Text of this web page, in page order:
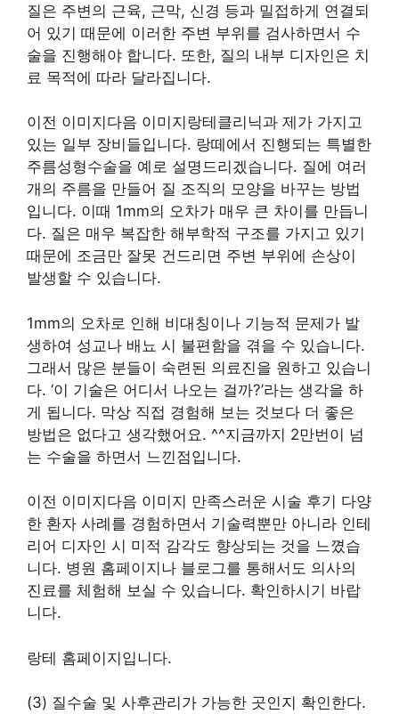
질은 주변의 근육, 근막, 신경 등과 밀접하게 연결되
어 있기 때문에 이러한 주변 부위를 검사하면서 수
술을 진행해야 합니다. 또한, 질의 내부 디자인은 치
료 목적에 따라 달라집니다.
이전 이미지다음 이미지랑테클리닉과 제가 가지고
있는 일부 장비들입니다. 랑떼에서 진행되는 특별한
주름성형수술을 예로 설명드리겠습니다. 질에 여러
개의 주름을 만들어 질 조직의 모양을 바꾸는 방법
입니다. 이때 1mm의 오차가 매우 큰 차이를 만듭니
다. 질은 매우 복잡한 해부학적 구조를 가지고 있기
때문에 조금만 잘못 건드리면 주변 부위에 손상이
발생할 수 있습니다.
1mm의 오차로 인해 비대칭이나 기능적 문제가 발
생하여 성교나 배뇨 시 불편함을 겪을 수 있습니다.
그래서 많은 분들이 숙련된 의료진을 원하고 있습니
다. ‘이 기술은 어디서 나오는 걸까?’라는 생각을 하
게 됩니다. 막상 직접 경험해 보는 것보다 더 좋은
방법은 없다고 생각했어요. ^^지금까지 2만번이 넘
는 수술을 하면서 느낀점입니다.
이전 이미지다음 이미지 만족스러운 시술 후기 다양
한 환자 사례를 경험하면서 기술력뿐만 아니라 인테
리어 디자인 시 미적 감각도 향상되는 것을 느꼈습
니다. 병원 홈페이지나 블로그를 통해서도 의사의
진료를 체험해 보실 수 있습니다. 확인하시기 바랍
니다.
랑테 홈페이지입니다.
(3) 질수술 및 사후관리가 가능한 곳인지 확인한다.